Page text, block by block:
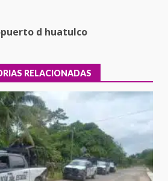
d huatulco
RELACIONADAS